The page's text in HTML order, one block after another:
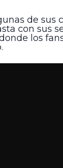
de sus
con sus
los